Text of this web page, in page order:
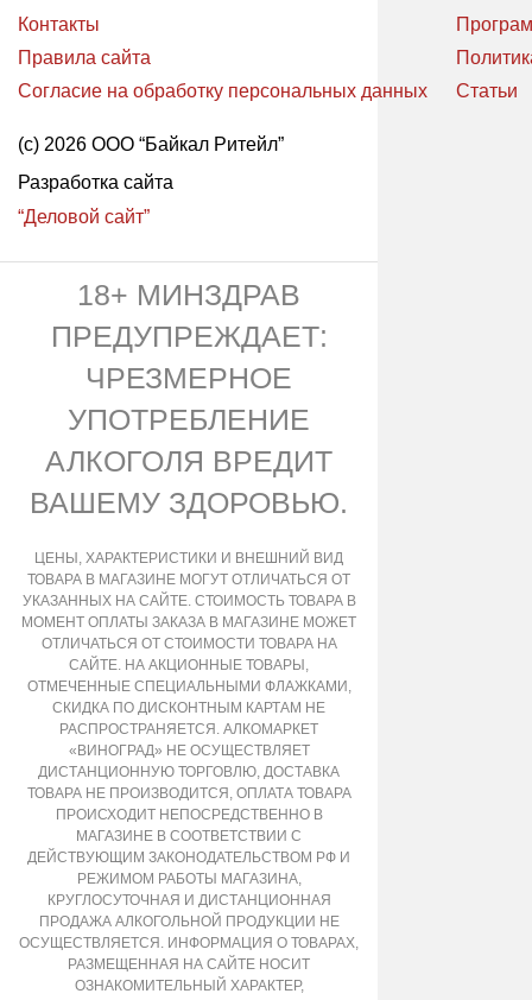
Контакты
Правила сайта
Согласие на обработку персональных данных
Статьи
(с) 2026 ООО “Байкал Ритейл”
Разработка сайта
“Деловой сайт”
18+ МИНЗДРАВ
ПРЕДУПРЕЖДАЕТ:
ЧРЕЗМЕРНОЕ
УПОТРЕБЛЕНИЕ
АЛКОГОЛЯ ВРЕДИТ
ВАШЕМУ ЗДОРОВЬЮ.
ЦЕНЫ, ХАРАКТЕРИСТИКИ И ВНЕШНИЙ ВИД
ТОВАРА В МАГАЗИНЕ МОГУТ ОТЛИЧАТЬСЯ ОТ
УКАЗАННЫХ НА САЙТЕ. СТОИМОСТЬ ТОВАРА В
МОМЕНТ ОПЛАТЫ ЗАКАЗА В МАГАЗИНЕ МОЖЕТ
ОТЛИЧАТЬСЯ ОТ СТОИМОСТИ ТОВАРА НА
САЙТЕ. НА АКЦИОННЫЕ ТОВАРЫ,
ОТМЕЧЕННЫЕ СПЕЦИАЛЬНЫМИ ФЛАЖКАМИ,
СКИДКА ПО ДИСКОНТНЫМ КАРТАМ НЕ
РАСПРОСТРАНЯЕТСЯ. АЛКОМАРКЕТ
«ВИНОГРАД» НЕ ОСУЩЕСТВЛЯЕТ
ДИСТАНЦИОННУЮ ТОРГОВЛЮ, ДОСТАВКА
ТОВАРА НЕ ПРОИЗВОДИТСЯ, ОПЛАТА ТОВАРА
ПРОИСХОДИТ НЕПОСРЕДСТВЕННО В
МАГАЗИНЕ В СООТВЕТСТВИИ С
ДЕЙСТВУЮЩИМ ЗАКОНОДАТЕЛЬСТВОМ РФ И
РЕЖИМОМ РАБОТЫ МАГАЗИНА,
КРУГЛОСУТОЧНАЯ И ДИСТАНЦИОННАЯ
ПРОДАЖА АЛКОГОЛЬНОЙ ПРОДУКЦИИ НЕ
ОСУЩЕСТВЛЯЕТСЯ. ИНФОРМАЦИЯ О ТОВАРАХ,
РАЗМЕЩЕННАЯ НА САЙТЕ НОСИТ
ОЗНАКОМИТЕЛЬНЫЙ ХАРАКТЕР,